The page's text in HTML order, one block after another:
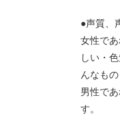
●声質、
女性で
しい・
んなもの
男性で
す。